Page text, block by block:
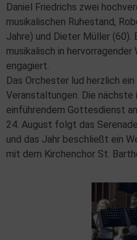
Daniel Friedrichs zwei
musikalischen Ruhestand,
Jahre) und Dieter Müller (60).
musikalisch in
engagiert.
Das Orchester lud herzlich
Veranstaltungen. Die
einführendem Gottesdienst
24. August folgt das
und das Jahr beschließt ein
mit dem Kirchenchor St.